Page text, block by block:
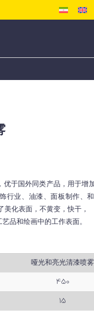
于国外同类产品，用于增
行业、油漆、面板制作、
化表面，不黄变，快干，
品和绘画中的工作表面。
哑光和亮光清漆喷雾
450
15